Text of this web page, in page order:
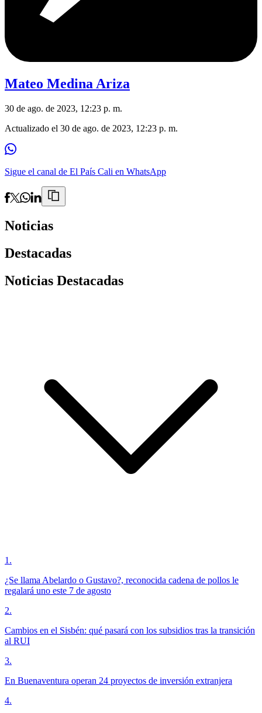
Mateo Medina Ariza
30 de ago. de 2023, 12:23 p. m.
Actualizado el 30 de ago. de 2023, 12:23 p. m.
Sigue el canal de El País Cali en WhatsApp
Noticias
Destacadas
Noticias Destacadas
1 .
¿Se llama Abelardo o Gustavo?, reconocida cadena de pollos le
regalará uno este 7 de agosto
2.
Cambios en el Sisbén: qué pasará con los subsidios tras la transición
al RUI
3.
En Buenaventura operan 24 proyectos de inversión extranjera
4.